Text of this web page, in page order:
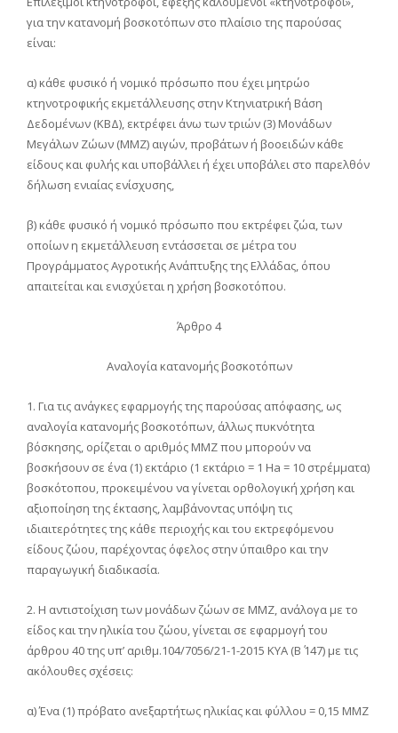
για την κατανομή βοσκοτόπων στο πλαίσιο της παρούσας
είναι:
α) κάθε φυσικό ή νομικό πρόσωπο που έχει μητρώο
κτηνοτροφικής εκμετάλλευσης στην Κτηνιατρική Βάση
Δεδομένων (ΚΒΔ), εκτρέφει άνω των τριών (3) Μονάδων
Μεγάλων Ζώων (ΜΜΖ) αιγών, προβάτων ή βοοειδών κάθε
είδους και φυλής και υποβάλλει ή έχει υποβάλει στο παρελθόν
δήλωση ενιαίας ενίσχυσης,
β) κάθε φυσικό ή νομικό πρόσωπο που εκτρέφει ζώα, των
οποίων η εκμετάλλευση εντάσσεται σε μέτρα του
Προγράμματος Αγροτικής Ανάπτυξης της Ελλάδας, όπου
απαιτείται και ενισχύεται η χρήση βοσκοτόπου.
Άρθρο 4
Αναλογία κατανομής βοσκοτόπων
1. Για τις ανάγκες εφαρμογής της παρούσας απόφασης, ως
αναλογία κατανομής βοσκοτόπων, άλλως πυκνότητα
βόσκησης, ορίζεται ο αριθμός ΜΜΖ που μπορούν να
βοσκήσουν σε ένα (1) εκτάριο (1 εκτάριο = 1 Ha = 10 στρέμματα)
βοσκότοπου, προκειμένου να γίνεται ορθολογική χρήση και
αξιοποίηση της έκτασης, λαμβάνοντας υπόψη τις
ιδιαιτερότητες της κάθε περιοχής και του εκτρεφόμενου
είδους ζώου, παρέχοντας όφελος στην ύπαιθρο και την
παραγωγική διαδικασία.
2. Η αντιστοίχιση των μονάδων ζώων σε MMZ, ανάλογα με το
είδος και την ηλικία του ζώου, γίνεται σε εφαρμογή του
άρθρου 40 της υπ’ αριθμ.104/7056/21-1-2015 ΚΥΑ (Β΄ 147) με τις
ακόλουθες σχέσεις:
α) Ένα (1) πρόβατο ανεξαρτήτως ηλικίας και φύλλου = 0,15 ΜMΖ